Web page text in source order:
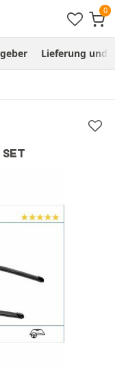
Lieferung und
SET